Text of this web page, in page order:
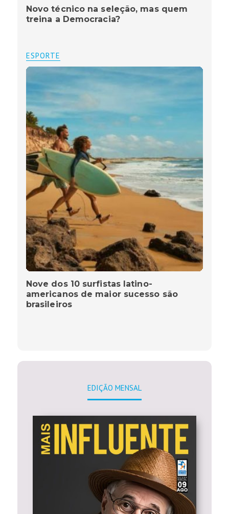
Novo técnico na seleção, mas quem
treina a Democracia?
ESPORTE
Nove dos 10 surfistas latino-
americanos de maior sucesso são
brasileiros
EDIÇÃO MENSAL